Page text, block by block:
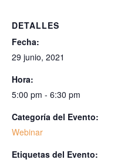
DETALLES
Fecha:
29 junio, 2021
Hora:
5:00 pm - 6:30 pm
Categoría del Evento:
Webinar
Etiquetas del Evento: